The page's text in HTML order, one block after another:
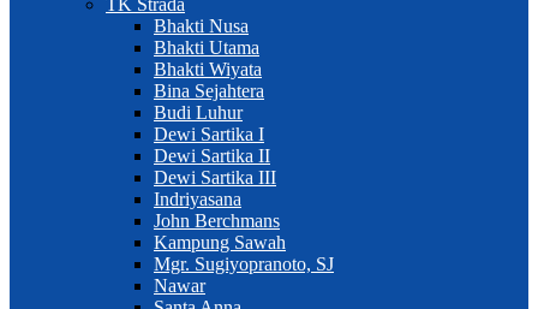
TK Strada
Bhakti Nusa
Bhakti Utama
Bhakti Wiyata
Bina Sejahtera
Budi Luhur
Dewi Sartika I
Dewi Sartika II
Dewi Sartika III
Indriyasana
John Berchmans
Kampung Sawah
Mgr. Sugiyopranoto, SJ
Nawar